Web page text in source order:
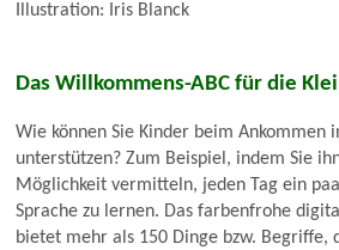
Illustration: Iris Blanck
Das Willkommens-ABC für die
Wie können Sie Kinder beim Ankommen
unterstützen? Zum Beispiel, indem Sie
Möglichkeit vermitteln, jeden Tag ein
Sprache zu lernen. Das farbenfrohe
bietet mehr als 150 Dinge bzw. Begriffe,